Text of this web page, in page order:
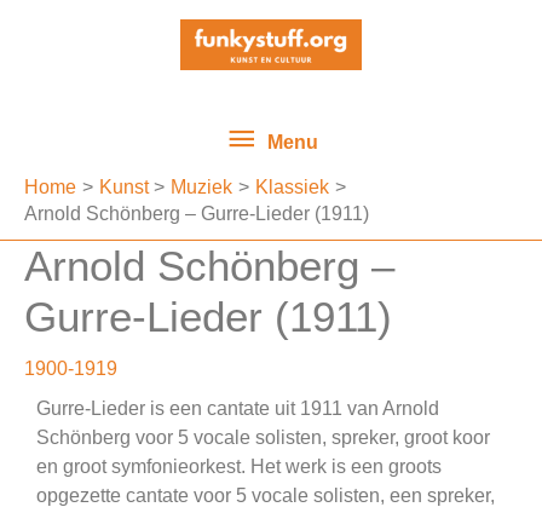
Menu
Menu
Home Kunst Muziek
Klassiek
Arnold Schönberg – Gurre-Lieder (1911)
Arnold Schönberg –
Gurre-Lieder (1911)
1900-1919
Gurre-Lieder is een cantate uit 1911 van Arnold
Schönberg voor 5 vocale solisten, spreker, groot koor
en groot symfonieorkest. Het werk is een groots
opgezette cantate voor 5 vocale solisten, een spreker,